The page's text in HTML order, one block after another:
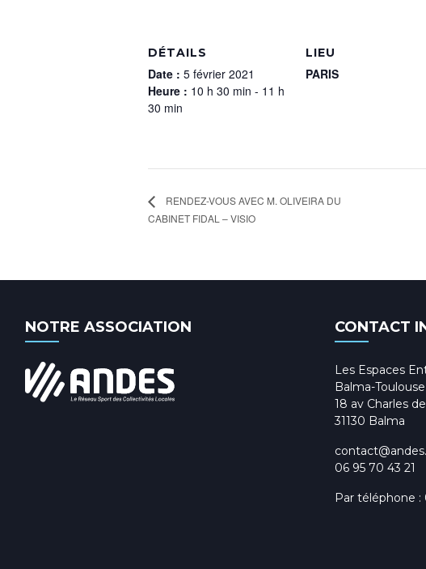
DÉTAILS
Date : 5 février 2021
Heure : 10 h 30 min - 11 h
30 min
LIEU
PARIS
RENDEZ-VOUS AVEC M. OLIVEIRA DU
CABINET FIDAL – VISIO
NOTRE ASSOCIATION CONTACT
Les Espaces
Balma-Toulouse
18 av Charles
31130 Balma
06 95 70 43 21
Par téléphone :